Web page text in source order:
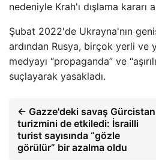
nedeniyle Krah'ı dışlama kararı
Şubat 2022'de Ukrayna'nın
ardından Rusya, birçok yerli ve
medyayı “propaganda” ve
suçlayarak yasakladı.
← Gazze'deki savaş Gürcistan
turizmini de etkiledi: İsrailli
turist sayısında “gözle
görülür” bir azalma oldu